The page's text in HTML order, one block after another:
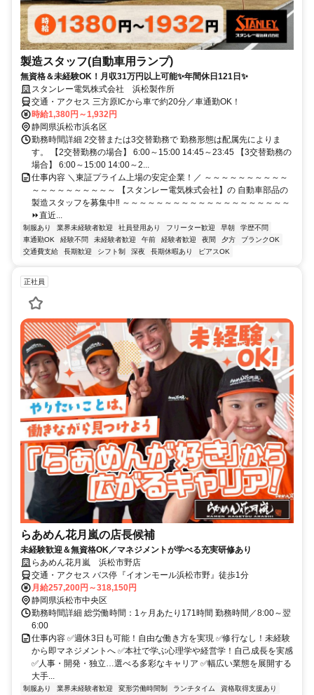
製造スタッフ(自動車用ランプ)
無資格＆未経験OK！月収31万円以上可能✨年間休日121日✨
スタンレー電気株式会社 浜松製作所
交通・アクセス 三方原ICから車で約20分／車通勤OK！
時給1,380円～1,932円
静岡県浜松市浜名区
勤務時間詳細 2交替または3交替勤務で 勤務形態は配属先によりま
す。 【2交替勤務の場合】 6:00～15:00 14:45～23:45 【3交替勤務の
場合】 6:00～15:00 14:00～2...
仕事内容 ＼東証プライム上場の安定企業！／ ～～～～～～～～～～
～～～～～～～～～～ 【スタンレー電気株式会社】の 自動車部品の
製造スタッフを募集中‼ ～～～～～～～～～～～～～～～～～～～～
⏩直近...
制服あり 業界未経験者歓迎 社員登用あり フリーター歓迎 早朝
学歴不問
車通勤OK
経験不問 未経験者歓迎 午前 経験者歓迎 夜間 夕方
ブランクOK
交通費支給
長期歓迎 シフト制 深夜 長期休暇あり ピアスOK
正社員
らあめん花月嵐の店長候補
未経験歓迎＆無資格OK／マネジメントが学べる充実研修あり
らあめん花月嵐 浜松市野店
交通・アクセス バス停『イオンモール浜松市野』徒歩1分
月給257,200円～318,150円
静岡県浜松市中央区
勤務時間詳細 総労働時間：1ヶ月あたり171時間 勤務時間／8:00～翌
6:00
仕事内容 ✅週休3日も可能！自由な働き方を実現 ✅修行なし！未経験
から即マネジメントへ ✅本社で学ぶ心理学や経営学！自己成長を実感
✅人事・開発・独立…選べる多彩なキャリア ✅幅広い業態を展開する
大手...
制服あり 業界未経験者歓迎 変形労働時間制 ランチタイム 資格取得支援あり